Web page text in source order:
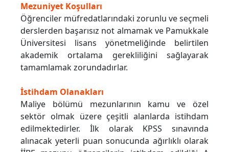
Mezuniyet Koşulları
Öğrenciler müfredatlarındaki zorunlu ve seçmeli
derslerden başarısız not almamak ve Pamukkale
Üniversitesi lisans yönetmeliğinde belirtilen
akademik ortalama gerekliliğini sağlayarak
tamamlamak zorundadırlar.
İstihdam Olanakları
Maliye bölümü mezunlarının kamu ve özel
sektör olmak üzere çeşitli alanlarda istihdam
edilmektedirler. İlk olarak KPSS sınavında
alınacak yeterli puan sonucunda ağırlıklı olarak